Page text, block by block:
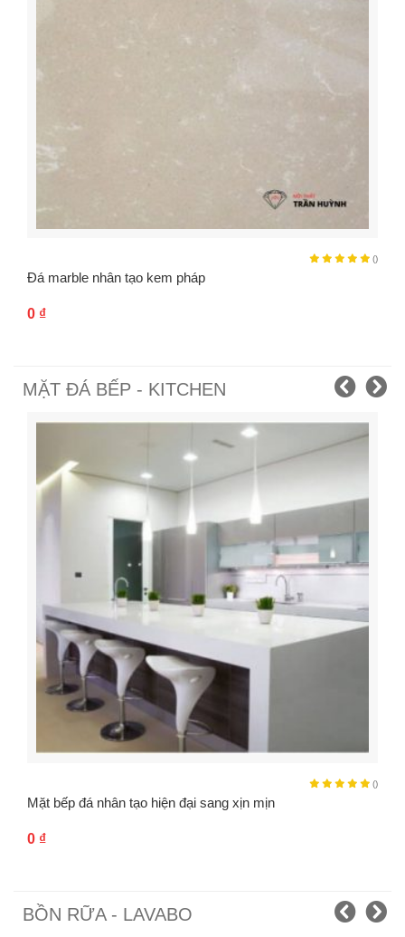
()
Đá marble nhân tạo kem pháp
0 ₫
MẶT ĐÁ BẾP - KITCHEN
()
Mặt bếp đá nhân tạo hiện đại sang xịn mịn
0 ₫
BỒN RỮA - LAVABO